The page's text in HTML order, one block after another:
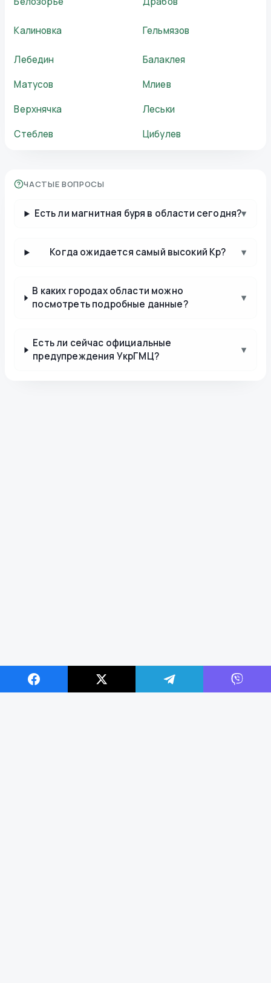
Калиновка Гельмязов
Лебедин
Балаклея
Матусов
Млиев
Верхнячка
Леськи
Стеблев
Цибулев
ЧАСТЫЕ ВОПРОСЫ
Есть ли магнитная буря в области сегодня?▾
Когда ожидается самый высокий Kp? ▾
В каких городах области можно
посмотреть подробные данные?
▾
Есть ли сейчас официальные
предупреждения УкрГМЦ?
▾